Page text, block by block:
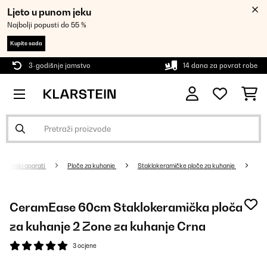
Ljeto u punom jeku
Najbolji popusti do 55 %
Kupite sada
3-godišnje jamstvo 14 dana za povrat robe
aparati Ploče za kuhanje Staklokeramičke ploče za kuhanje
CeramEase 60cm Staklokeramička ploča
za kuhanje 2 Zone za kuhanje Crna
3 ocjene